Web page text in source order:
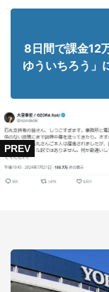
8日間で課金12
ゆういちろう」